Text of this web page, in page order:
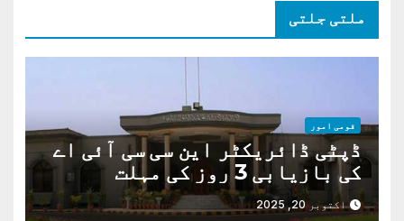
ملتی جلتی
قومی امور
ڈپٹی ڈائریکٹر این سی سی آئی اے
کی بازیابی 3 روز کی مہلت
اکتوبر 20, 2025